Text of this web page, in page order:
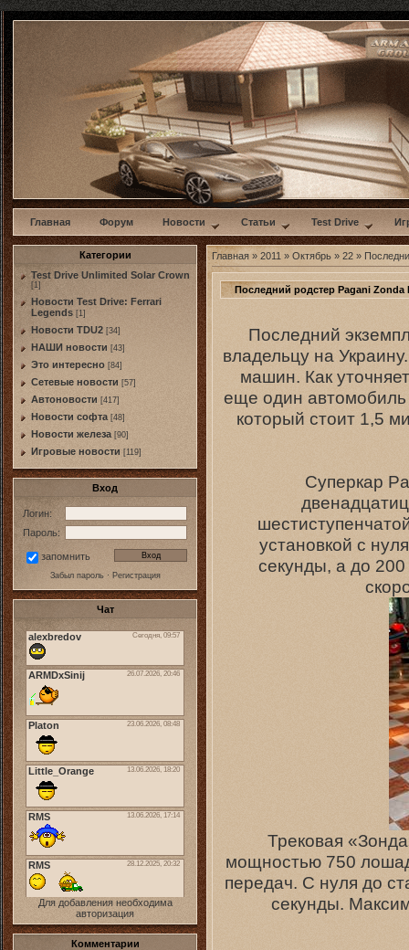
w
Главная Форум Новости Статьи Test Drive
Категории
Test Drive Unlimited Solar Crown
[1]
Новости Test Drive: Ferrari
Legends [1]
Новости TDU2 [34]
НАШИ новости [43]
Это интересно [84]
Сетевые новости [57]
Автоновости [417]
Новости софта [48]
Новоcти железа [90]
Игровые новости [119]
Вход
Логин:
Пароль:
запомнить
Забыл пароль· Регистрация
Чат
Для добавления необходима
авторизация
Комментарии
Главная » 2011 » Октябрь » 22 »
Последний родстер Pagani Zonda
Последний
владельцу на
машин. Как
еще один
который стоит 1,5
Суперкар
установкой с
секунды, а до
Трековая
мощностью 750
передач. С нуля до
секунды.